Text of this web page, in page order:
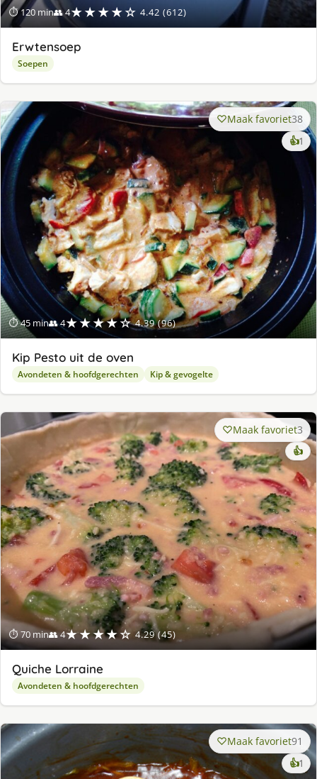
⏱ 120 min👥 4★★★★☆ 4.42 (612)
Erwtensoep
Soepen
⏱ 45 min👥 4★★★★☆ 4.39 (96)
Maak favoriet38
👍1
Kip Pesto uit de oven
Avondeten & hoofdgerechten Kip & gevogelte
⏱ 70 min👥 4★★★★☆ 4.29 (45)
Maak favoriet3
👍
Quiche Lorraine
Avondeten & hoofdgerechten
Maak favoriet91
👍1